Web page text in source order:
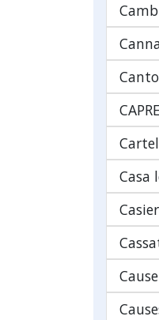
Cartel
Casa